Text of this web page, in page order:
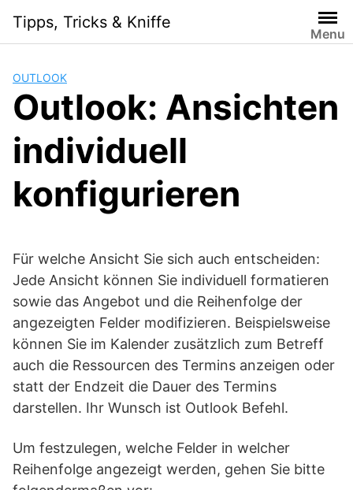
content
Tipps, Tricks & Kniffe
Menu
OUTLOOK
Outlook: Ansichten
individuell
konfigurieren
Für welche Ansicht Sie sich auch entscheiden:
Jede Ansicht können Sie individuell formatieren
sowie das Angebot und die Reihenfolge der
angezeigten Felder modifizieren. Beispielsweise
können Sie im Kalender zusätzlich zum Betreff
auch die Ressourcen des Termins anzeigen oder
statt der Endzeit die Dauer des Termins
darstellen. Ihr Wunsch ist Outlook Befehl.
Um festzulegen, welche Felder in welcher
Reihenfolge angezeigt werden, gehen Sie bitte